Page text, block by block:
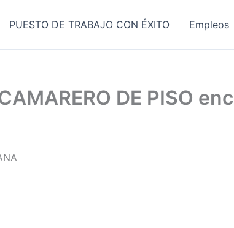
PUESTO DE TRABAJO CON ÉXITO Empleos
DE PISO